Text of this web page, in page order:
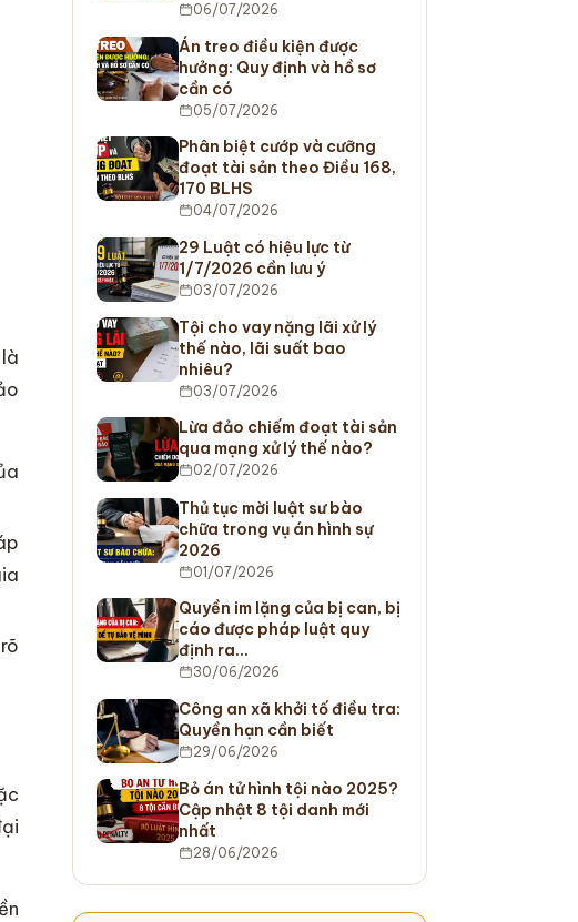
06/07/2026
Án treo điều kiện được
hưởng: Quy định và hồ sơ
cần có
05/07/2026
Phân biệt cướp và cưỡng
đoạt tài sản theo Điều 168,
170 BLHS
04/07/2026
29 Luật có hiệu lực từ
1/7/2026 cần lưu ý
03/07/2026
Tội cho vay nặng lãi xử lý
thế nào, lãi suất bao
nhiêu?
03/07/2026
Lừa đảo chiếm đoạt tài sản
qua mạng xử lý thế nào?
02/07/2026
Thủ tục mời luật sư bào
chữa trong vụ án hình sự
2026
01/07/2026
Quyền im lặng của bị can, bị
cáo được pháp luật quy
định ra…
30/06/2026
Công an xã khởi tố điều tra:
Quyền hạn cần biết
29/06/2026
Bỏ án tử hình tội nào 2025?
Cập nhật 8 tội danh mới
nhất
28/06/2026